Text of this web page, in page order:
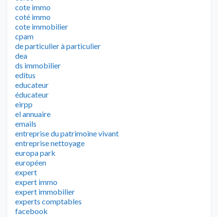
cote immo
coté immo
cote immobilier
cpam
de particulier à particulier
dea
ds immobilier
editus
educateur
éducateur
eirpp
el annuaire
emails
entreprise du patrimoine vivant
entreprise nettoyage
europa park
européen
expert
expert immo
expert immobilier
experts comptables
facebook